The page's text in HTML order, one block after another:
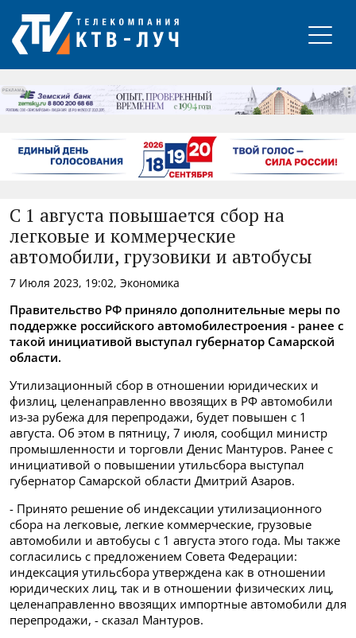
РЕКЛАМА
С 1 августа повышается сбор на
легковые и коммерческие
автомобили, грузовики и автобусы
7 Июля 2023, 19:02, Экономика
Правительство РФ приняло дополнительные меры по
поддержке российского автомобилестроения - ранее с
такой инициативой выступал губернатор Самарской
области.
Утилизационный сбор в отношении юридических и
физлиц, целенаправленно ввозящих в РФ автомобили
из-за рубежа для перепродажи, будет повышен с 1
августа. Об этом в пятницу, 7 июля, сообщил министр
промышленности и торговли Денис Мантуров. Ранее с
инициативой о повышении утильсбора выступал
губернатор Самарской области Дмитрий Азаров.
- Принято решение об индексации утилизационного
сбора на легковые, легкие коммерческие, грузовые
автомобили и автобусы с 1 августа этого года. Мы также
согласились с предложением Совета Федерации:
индексация утильсбора утверждена как в отношении
юридических лиц, так и в отношении физических лиц,
целенаправленно ввозящих импортные автомобили для
перепродажи, - сказал Мантуров.